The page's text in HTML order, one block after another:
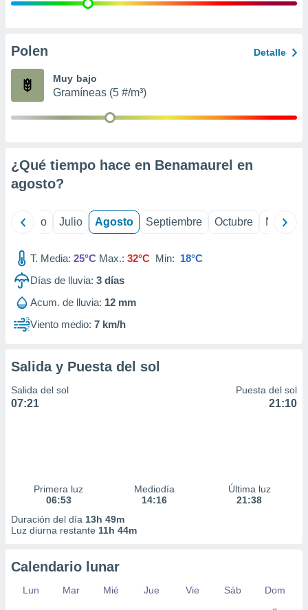
publicidad
de
Polen Detalle
Muy bajo
Gramíneas (5 #/m³)
¿Qué tiempo hace en Benamaurel en
agosto?
Junio Julio Agosto Septiembre Octubre
T. Media: 25°C Max.: 32°C Min: 18°C
Días de lluvia: 3 días
Acum. de lluvia: 12 mm
Viento medio: 7 km/h
Salida y Puesta del sol
Salida del sol
07:21
Puesta del sol
21:10
Primera luz
06:53
Mediodía
14:16
Última luz
21:38
Duración del día 13h 49m
Luz diurna restante 11h 44m
Calendario lunar
Lun Mar Mié Jue Vie Sáb
Dom